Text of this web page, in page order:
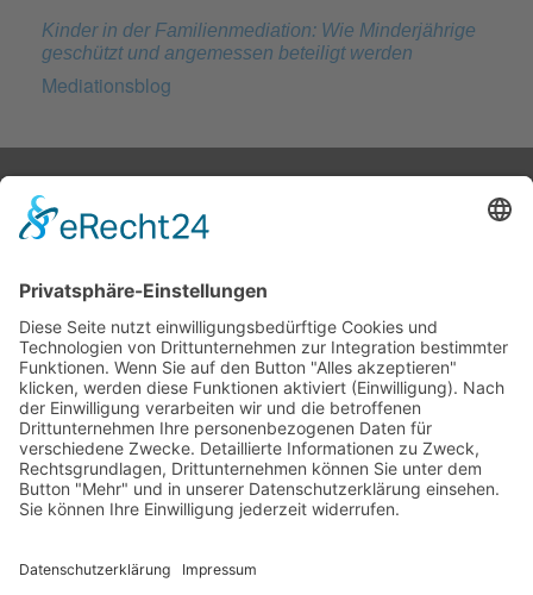
Kinder in der Familienmediation: Wie Minderjährige
geschützt und angemessen beteiligt werden
Mediationsblog
© 2026 Frank Hartung Ihr Mediator bei Konflikten in Familie,
Erbschaft, Beruf, Wirtschaft und Schule
🏠 06844 Dessau-Roßlau Albrechtstraße 116 ☎
Frank Hartung - Familien- und Wirtschaftsmediator
263Bewertungen auf ProvenExpert.com